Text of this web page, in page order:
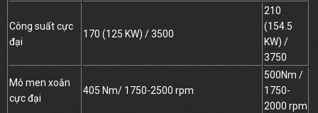
Công suất cực
đại
170 (125 KW) / 3500
210
(154.5
KW) /
3750
Mô men xoắn
cực đại
405 Nm/ 1750-2500 rpm
500Nm /
1750-
2000 rpm